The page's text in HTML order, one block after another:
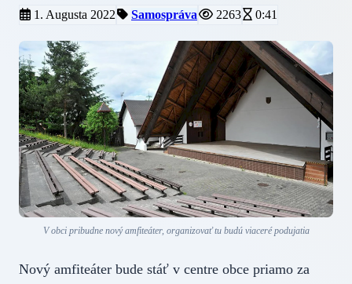
1. Augusta 2022 Samospráva 2263 0:41
V obci pribudne nový amfiteáter, organizovať tu budú viaceré podujatia
Nový amfiteáter bude stáť v centre obce priamo za